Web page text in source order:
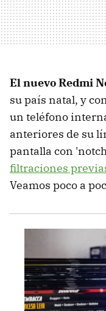
El nuevo Redmi
su país natal, y
un teléfono
anteriores de su
pantalla con
filtraciones
Veamos poco a